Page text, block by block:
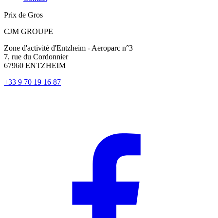
Prix de Gros
CJM GROUPE
Zone d'activité d'Entzheim - Aeroparc n°3
7, rue du Cordonnier
67960 ENTZHEIM
+33 9 70 19 16 87